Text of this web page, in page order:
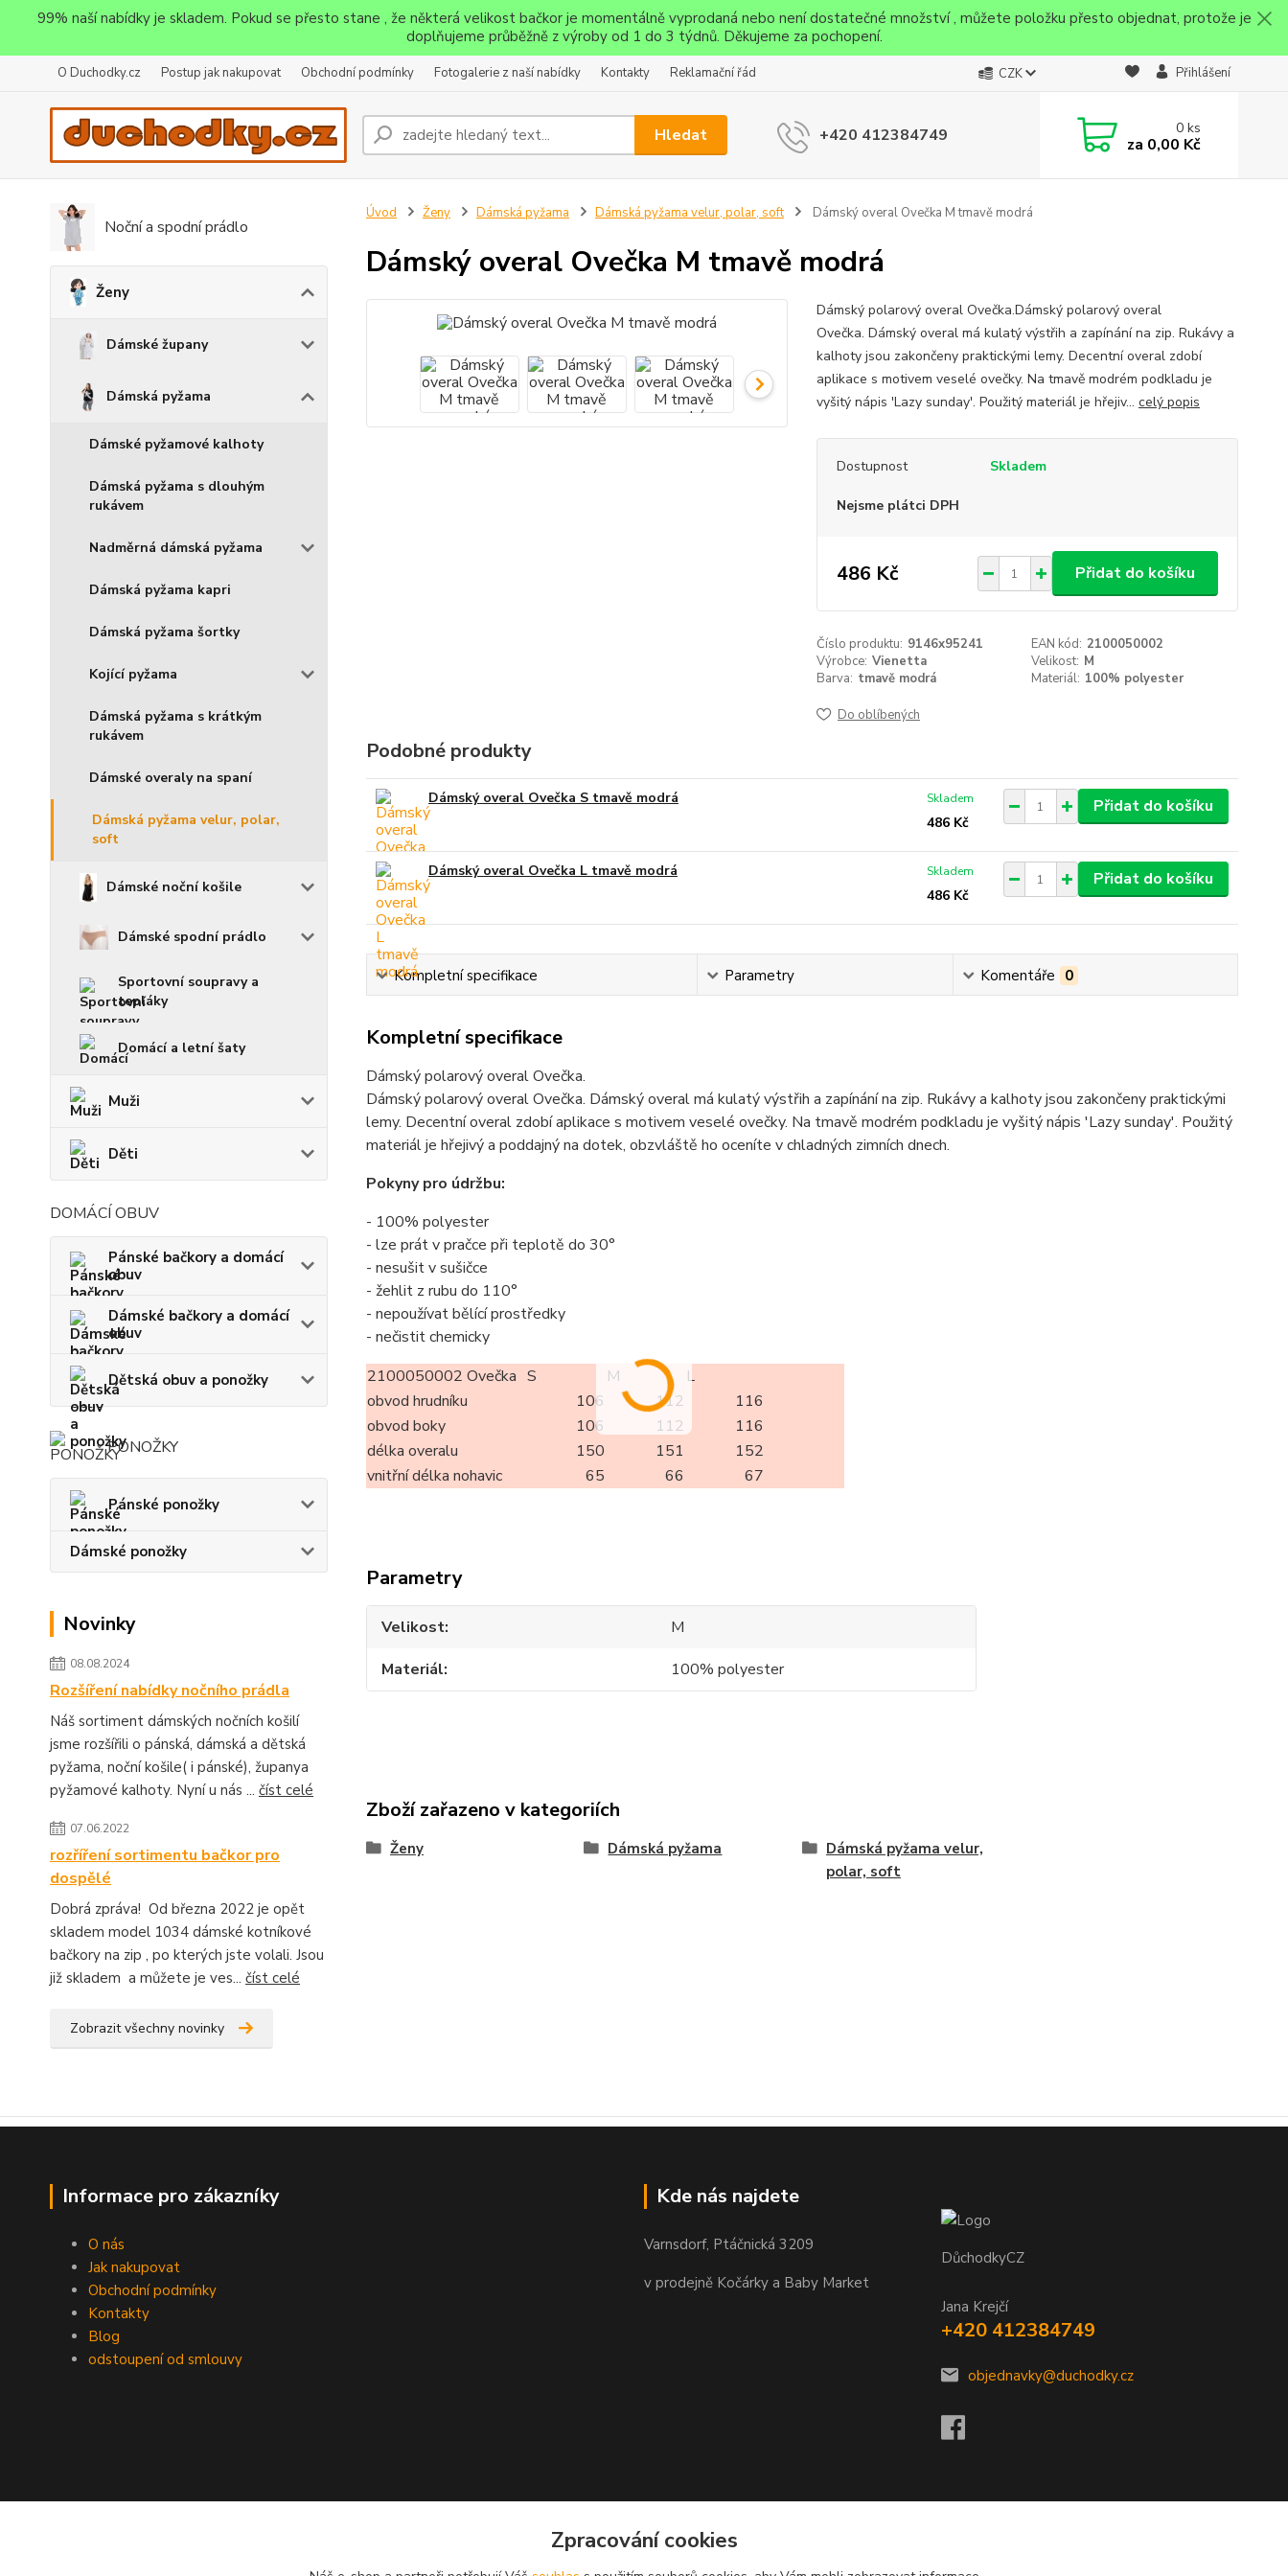
99% naší nabídky je skladem. Pokud se přesto stane , že některá velikost bačkor je momentálně vyprodaná nebo není dostatečné množství , můžete položku přesto objednat, protože je
doplňujeme průběžně z výroby od 1 do 3 týdnů. Děkujeme za pochopení.
O Duchodky.cz Postup jak nakupovat Obchodní podmínky Fotogalerie z naší nabídky Kontakty Reklamační řád CZK Přihlášení
Hledat +420 412384749 0ks
za 0,00 Kč
Noční a spodní prádlo
Ženy
Dámské župany
Dámská pyžama
Dámské pyžamové kalhoty
Dámská pyžama s dlouhým
rukávem
Nadměrná dámská pyžama
Dámská pyžama kapri
Dámská pyžama šortky
Kojící pyžama
Dámská pyžama s krátkým
rukávem
Dámské overaly na spaní
Dámská pyžama velur, polar,
soft
Dámské noční košile
Dámské spodní prádlo
Sportovní soupravy a
tepláky
Domácí a letní šaty
Muži
Děti
DOMÁCÍ OBUV
Pánské bačkory a domácí
obuv
Dámské bačkory a domácí
obuv
Dětská obuv a ponožky
PONOŽKY
Pánské ponožky
Dámské ponožky
Novinky
08.08.2024
Rozšíření nabídky nočního prádla
Náš sortiment dámských nočních košilí
jsme rozšířili o pánská, dámská a dětská
pyžama, noční košile( i pánské), županya
pyžamové kalhoty. Nyní u nás ... číst celé
07.06.2022
rozříření sortimentu bačkor pro
dospělé
Dobrá zpráva! Od března 2022 je opět
skladem model 1034 dámské kotníkové
bačkory na zip , po kterých jste volali. Jsou
již skladem a můžete je ves... číst celé
Zobrazit všechny novinky
Úvod Ženy Dámská pyžama Dámská pyžama velur, polar, soft Dámský overal Ovečka M tmavě modrá
Dámský overal Ovečka M tmavě modrá
Dámský polarový overal Ovečka.Dámský polarový overal
Ovečka. Dámský overal má kulatý výstřih a zapínání na zip. Rukávy a
kalhoty jsou zakončeny praktickými lemy. Decentní overal zdobí
aplikace s motivem veselé ovečky. Na tmavě modrém podkladu je
vyšitý nápis 'Lazy sunday'. Použitý materiál je hřejiv... celý popis
Dostupnost Skladem
Nejsme plátci DPH
486 Kč Přidat do košíku
Číslo produktu: 9146x95241 EAN kód: 2100050002
Výrobce: Vienetta Velikost: M
Barva: tmavě modrá Materiál: 100% polyester
Do oblíbených
Podobné produkty
Dámský overal Ovečka S tmavě modrá
486 Kč
Skladem Přidat do košíku
Dámský overal Ovečka L tmavě modrá
486 Kč
Skladem Přidat do košíku
Kompletní specifikace Parametry Komentáře 0
Kompletní specifikace
Dámský polarový overal Ovečka.
Dámský polarový overal Ovečka. Dámský overal má kulatý výstřih a zapínání na zip. Rukávy a kalhoty jsou zakončeny praktickými
lemy. Decentní overal zdobí aplikace s motivem veselé ovečky. Na tmavě modrém podkladu je vyšitý nápis 'Lazy sunday'. Použitý
materiál je hřejivý a poddajný na dotek, obzvláště ho oceníte v chladných zimních dnech.
Pokyny pro údržbu:
- 100% polyester
- lze prát v pračce při teplotě do 30°
- nesušit v sušičce
- žehlit z rubu do 110°
- nepoužívat bělící prostředky
- nečistit chemicky
2100050002 Ovečka S M
L
obvod hrudníku
106 112
116
obvod boky
106 112
116
délka overalu
150 151
152
vnitřní délka nohavic
65 66 67
Parametry
Velikost
M
Materiál
100% polyester
Zboží zařazeno v kategoriích
Ženy Dámská pyžama
Dámská pyžama velur,
polar, soft
Informace pro zákazníky
O nás
Jak nakupovat
Obchodní podmínky
Kontakty
Blog
odstoupení od smlouvy
Kde nás najdete
Varnsdorf, Ptáčnická 3209
v prodejně Kočárky a Baby Market
DůchodkyCZ
Jana Krejčí
+420 412384749
objednavky@duchodky.cz
Zpracování cookies